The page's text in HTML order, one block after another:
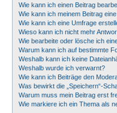
Wie kann ich einen Beitrag
Wie kann ich meinem Beitrag
Wie kann ich eine Umfrage
Wieso kann ich nicht mehr
Wie bearbeite oder lösche ich
Warum kann ich auf bestimmte
Weshalb kann ich keine
Weshalb wurde ich verwarnt?
Wie kann ich Beiträge den
Was bewirkt die „Speichern“-
Warum muss mein Beitrag erst
Wie markiere ich ein Thema als